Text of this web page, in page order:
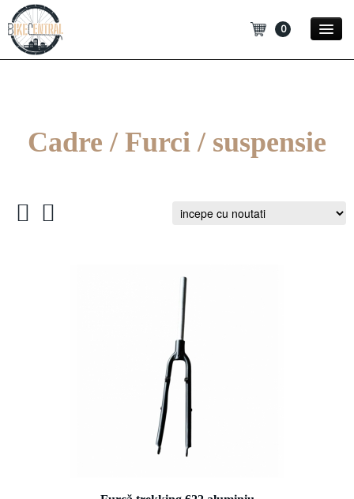
0
BlogCadre / Furci / suspensie